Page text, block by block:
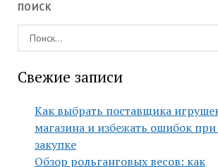
ПОИСК
Свежие записи
Как выбрать поставщика
магазина и избежать ошибок
закупке
Обзор рольганговых весов: как